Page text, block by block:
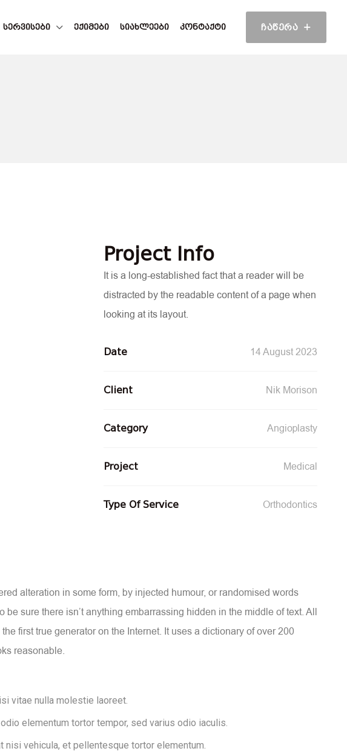
ᲡᲔᲠᲕᲘᲡᲔᲑᲘ ᲔᲥᲘᲛᲔᲑᲘ ᲡᲘᲐᲮᲚᲔᲔᲑᲘ ᲙᲝᲜᲢᲐᲥᲢᲘ ᲩᲐᲬᲔᲠᲐ
Project Info
It is a long-established fact that a reader will be
distracted by the readable content of a page when
looking at its layout.
Date 14 August 2023
Client Nik Morison
Category Angioplasty
Project Medical
Type Of Service Orthodontics
alteration in some form, by injected humour, or randomised words
sure there isn’t anything embarrassing hidden in the middle of text. All
first true generator on the Internet. It uses a dictionary of over 200
reasonable.
vitae nulla molestie laoreet.
elementum tortor tempor, sed varius odio iaculis.
nisi vehicula, et pellentesque tortor elementum.